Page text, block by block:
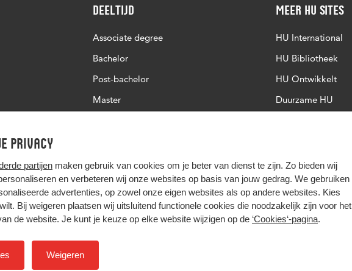
privacy
partijen maken gebruik van cookies om je beter van dienst te zijn. Zo bieden wij
en verbeteren wij onze websites op basis van jouw gedrag. We gebruiken
advertenties, op zowel onze eigen websites als op andere websites. Kies
wilt. Bij weigeren plaatsen wij uitsluitend functionele cookies die noodzakelijk zijn voor het
de website. Je kunt je keuze op elke website wijzigen op de ‘Cookies‘-pagina.
Weigeren
Deeltijd
Associate degree
Bachelor
Post-bachelor
Master
Meer HU sites
HU International
HU Bibliotheek
HU Ontwikkelt
Duurzame HU
Hier komt alles samen
Colofon